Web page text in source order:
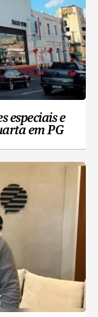
especiais e
em PG